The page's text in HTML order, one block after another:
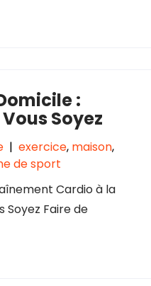
:
Soyez
| exercice, maison,
de sport
Cardio à la
Soyez Faire de